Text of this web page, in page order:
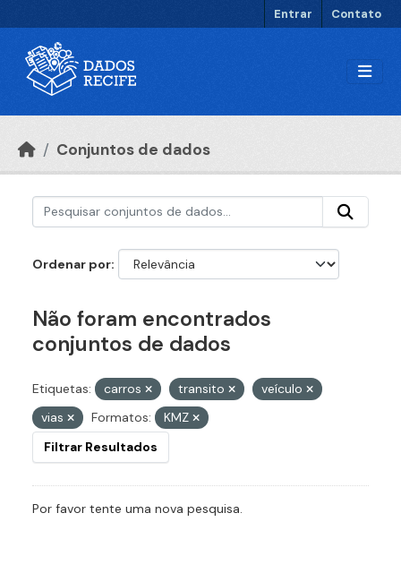
Entrar Contato
Conjuntos de dados
Ordenar por
Não foram encontrados
conjuntos de dados
Etiquetas: carros transito
veículo
vias
Formatos:
KMZ
Filtrar Resultados
Por favor tente uma nova pesquisa.